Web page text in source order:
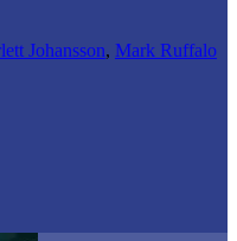
Johansson, Mark Ruffalo